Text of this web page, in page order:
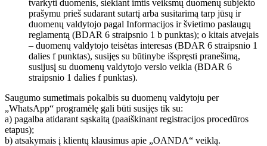
tvarkyti duomenis, siekiant imtis veiksmų duomenų subjekto
prašymu prieš sudarant sutartį arba susitarimą tarp jūsų ir
duomenų valdytojo pagal Informacijos ir švietimo paslaugų
reglamentą (BDAR 6 straipsnio 1 b punktas); o kitais atvejais
– duomenų valdytojo teisėtas interesas (BDAR 6 straipsnio 1
dalies f punktas), susijęs su būtinybe išspręsti pranešimą,
susijusį su duomenų valdytojo verslo veikla (BDAR 6
straipsnio 1 dalies f punktas).
Saugumo sumetimais pokalbis su duomenų valdytoju per
„WhatsApp“ programėlę gali būti susijęs tik su:
a) pagalba atidarant sąskaitą (paaiškinant registracijos procedūros
etapus);
b) atsakymais į klientų klausimus apie „OANDA“ veiklą.